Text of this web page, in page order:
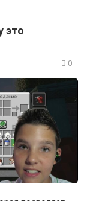
это
0